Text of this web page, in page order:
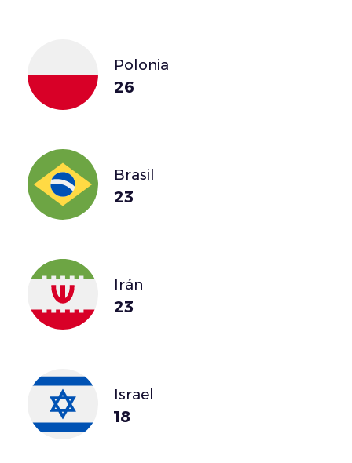
Polonia
26
Brasil
23
Irán
23
Israel
18